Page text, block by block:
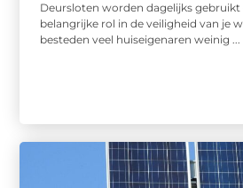
Deursloten worden dagelijks gebruikt
belangrijke rol in de veiligheid van je
besteden veel huiseigenaren weinig ...